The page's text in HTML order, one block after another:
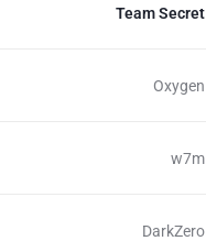
Team Secret
Oxygen
w7m
DarkZero